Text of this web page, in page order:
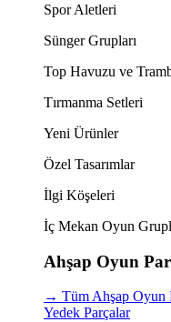
Spor Aletleri
Sünger Grupları
Top Havuzu ve
Tırmanma Setleri
Yeni Ürünler
Özel Tasarımlar
İlgi Köşeleri
İç Mekan Oyun
Ahşap Oyun
→ Tüm Ahşap Oyun
Yedek Parçalar